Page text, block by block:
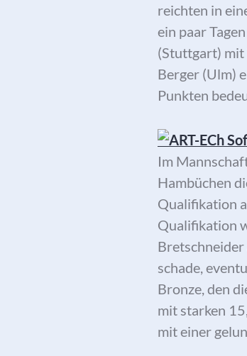
reichten in
ein paar
(Stuttgart) mit
Berger (Ulm)
Punkten
Im
Hambüchen
Qualifikation
Qualifikation
Bretschneider
schade,
Bronze, den
mit starken
mit einer